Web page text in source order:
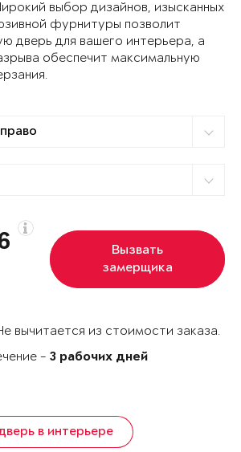
выбор дизайнов, изысканных
фурнитуры позволит
дверь для вашего интерьера, а
обеспечит максимальную
Вызвать
замерщика
вычитается из стоимости заказа.
- 3 рабочих дней
в интерьере